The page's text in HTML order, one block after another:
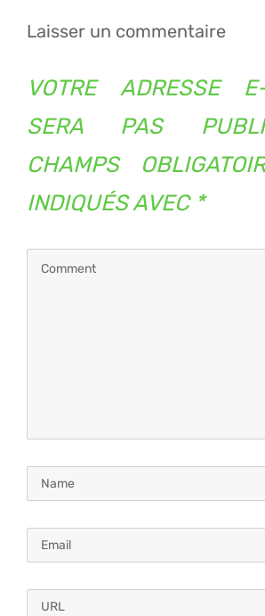
Laisser un commentaire
VOTRE ADRESSE
SERA PAS
CHAMPS
INDIQUÉS AVEC *